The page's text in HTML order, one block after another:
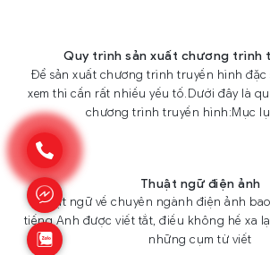
Quy trình sản xuất chương trình
Để sản xuất chương trình truyền hình
xem thì cần rất nhiều yếu tố.Dưới đây là
chương trình truyền hình:Mục
Thuật ngữ điện ảnh
Thuật ngữ về chuyên ngành điện ảnh
tiếng Anh được viết tắt, điều không hề xa
những cụm từ viết